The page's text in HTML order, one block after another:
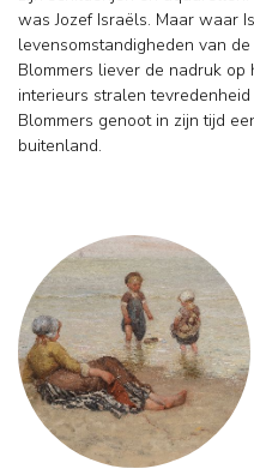
was Jozef Israëls. Maar waar
levensomstandigheden van
Blommers liever de nadruk
interieurs stralen
Blommers genoot in zijn tijd
buitenland.